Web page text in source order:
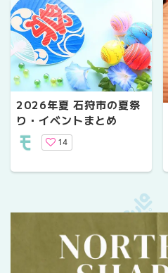
2026年夏 石狩市の夏祭
り・イベントまとめ
14